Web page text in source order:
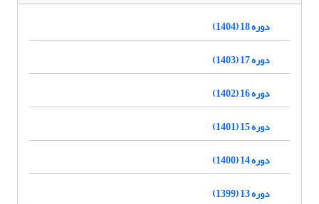
دوره 18 (1404)
دوره 17 (1403)
دوره 16 (1402)
دوره 15 (1401)
دوره 14 (1400)
دوره 13 (1399)